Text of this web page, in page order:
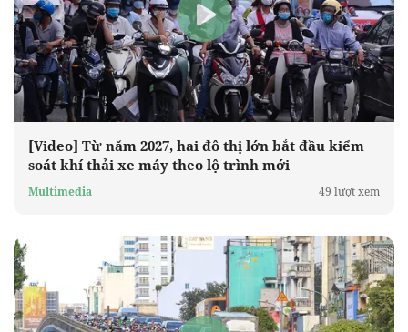
[Video] Từ năm 2027, hai đô thị lớn bắt đầu kiểm
soát khí thải xe máy theo lộ trình mới
Multimedia 49 lượt xem